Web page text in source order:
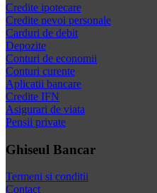
Credite ipotecare
Credite nevoi personale
Carduri de debit
Depozite
Conturi de economii
Conturi curente
Aplicatii bancare
Credite IFN
Asigurari de viata
Pensii private
Ghiseul Bancar
Termeni si conditii
Contact